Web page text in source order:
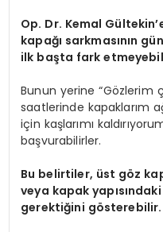
Op. Dr. Kemal
kapağı sarkmasının
ilk başta fark
Bunun yerine “Gözlerim
saatlerinde kapaklarım
için kaşlarımı
başvurabilirler.
Bu belirtiler, üst göz
veya kapak
gerektiğini gösterebilir.